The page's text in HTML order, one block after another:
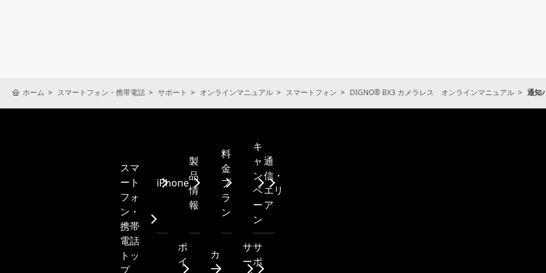
ホーム スマートフォン・携帯電話 サポート オンラインマニュアル スマートフォン DIGNO® BX3 カメラレス オンラインマニュアル 通知
スマ
ート
フォ
ン・
携帯
電話
トッ
プ
iPhone
製
品
情
報
料
金
プ
ラ
ン
キ
ャ
ン
ペ
ー
ン
通
信・
エリ
ア
ポ
イ
カ
ー
サ
ー
サ
ポ